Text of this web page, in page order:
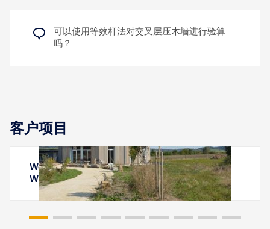
可以使用等效杆法对交叉层压木墙进行验算
吗？
客户项目
Wohnturm Tempelhof, Kreßberg, Baden-
Württemberg